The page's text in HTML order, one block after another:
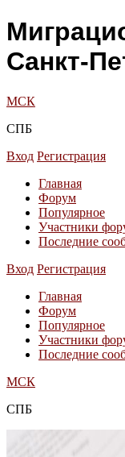
Санкт-
МСК
СПБ
Вход Регистрация
Главная
Форум
Популярное
Участники
Последние
Вход Регистрация
Главная
Форум
Популярное
Участники
Последние
МСК
СПБ